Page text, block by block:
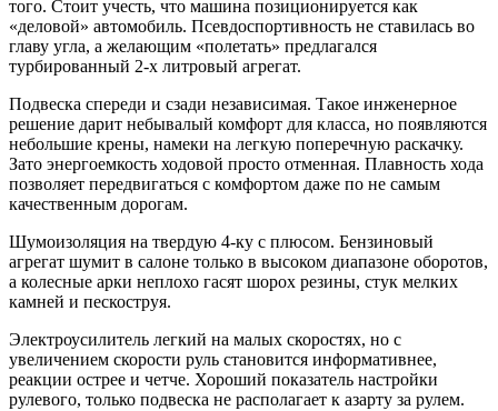
того. Стоит учесть, что машина позиционируется как
«деловой» автомобиль. Псевдоспортивность не ставилась во
главу угла, а желающим «полетать» предлагался
турбированный 2-х литровый агрегат.
Подвеска спереди и сзади независимая. Такое инженерное
решение дарит небывалый комфорт для класса, но появляются
небольшие крены, намеки на легкую поперечную раскачку.
Зато энергоемкость ходовой просто отменная. Плавность хода
позволяет передвигаться с комфортом даже по не самым
качественным дорогам.
Шумоизоляция на твердую 4-ку с плюсом. Бензиновый
агрегат шумит в салоне только в высоком диапазоне оборотов,
а колесные арки неплохо гасят шорох резины, стук мелких
камней и пескоструя.
Электроусилитель легкий на малых скоростях, но с
увеличением скорости руль становится информативнее,
реакции острее и четче. Хороший показатель настройки
рулевого, только подвеска не располагает к азарту за рулем.